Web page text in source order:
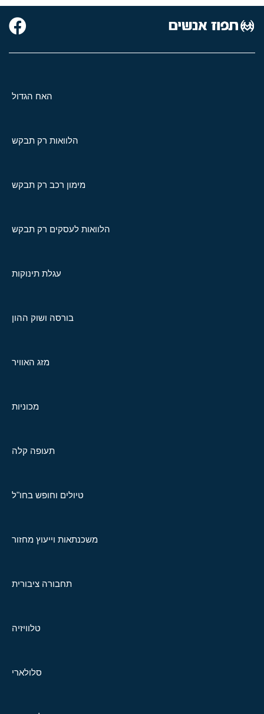
האח הגדול
הלוואות רק תבקש
מימון רכב רק תבקש
הלוואות לעסקים רק תבקש
עגלת תינוקות
בורסה ושוק ההון
מזג האוויר
מכוניות
תעופה קלה
טיולים וחופש בחו"ל
משכנתאות וייעוץ מחזור
תחבורה ציבורית
טלוויזיה
סלולארי